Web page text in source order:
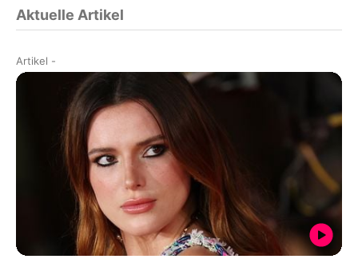
Aktuelle Artikel
Artikel -